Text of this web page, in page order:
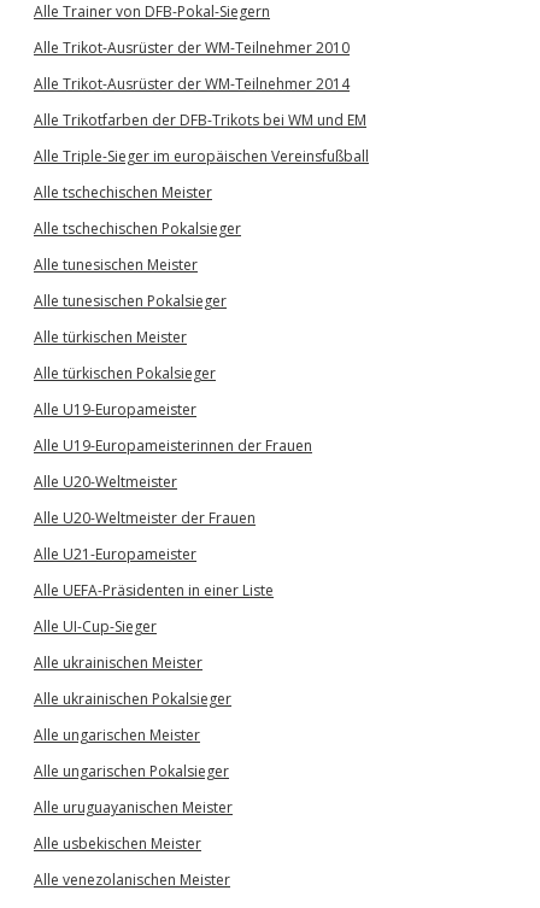
Alle Trainer von DFB-Pokal-Siegern
Alle Trikot-Ausrüster der WM-Teilnehmer 2010
Alle Trikot-Ausrüster der WM-Teilnehmer 2014
Alle Trikotfarben der DFB-Trikots bei WM und EM
Alle Triple-Sieger im europäischen Vereinsfußball
Alle tschechischen Meister
Alle tschechischen Pokalsieger
Alle tunesischen Meister
Alle tunesischen Pokalsieger
Alle türkischen Meister
Alle türkischen Pokalsieger
Alle U19-Europameister
Alle U19-Europameisterinnen der Frauen
Alle U20-Weltmeister
Alle U20-Weltmeister der Frauen
Alle U21-Europameister
Alle UEFA-Präsidenten in einer Liste
Alle UI-Cup-Sieger
Alle ukrainischen Meister
Alle ukrainischen Pokalsieger
Alle ungarischen Meister
Alle ungarischen Pokalsieger
Alle uruguayanischen Meister
Alle usbekischen Meister
Alle venezolanischen Meister